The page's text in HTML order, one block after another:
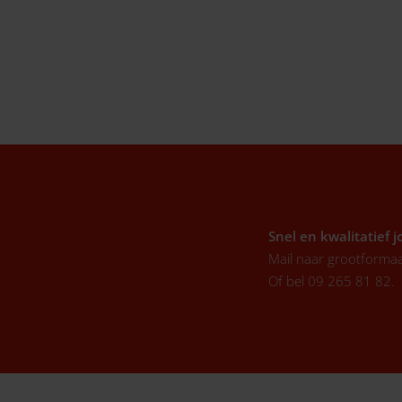
Snel en kwalitatief
Mail naar
Of bel 09 265 81 82.